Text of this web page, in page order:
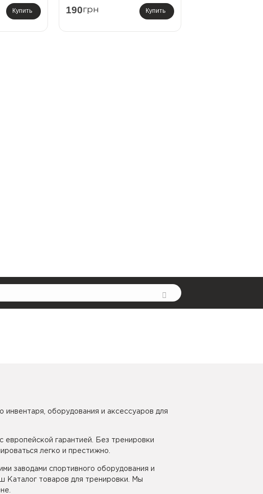
Купить 190грн Купить
инвентаря, оборудования и аксессуаров для
европейской гарантией. Без тренировки
легко и престижно.
заводами спортивного оборудования и
Каталог товаров для тренировки. Мы